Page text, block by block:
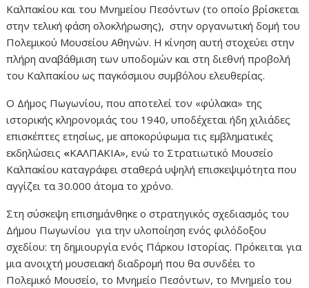
Καλπακίου και του Μνημείου Πεσόντων (το οποίο βρίσκεται
στην τελική φάση ολοκλήρωσης), στην οργανωτική δομή του
Πολεμικού Μουσείου Αθηνών. Η κίνηση αυτή στοχεύει στην
πλήρη αναβάθμιση των υποδομών και στη διεθνή προβολή
του Καλπακίου ως παγκόσμιου συμβόλου ελευθερίας.
Ο Δήμος Πωγωνίου, που αποτελεί τον «φύλακα» της
ιστορικής κληρονομιάς του 1940, υποδέχεται ήδη χιλιάδες
επισκέπτες ετησίως, με αποκορύφωμα τις εμβληματικές
εκδηλώσεις «ΚΑΛΠΑΚΙΑ», ενώ το Στρατιωτικό Μουσείο
Καλπακίου καταγράφει σταθερά υψηλή επισκεψιμότητα που
αγγίζει τα 30.000 άτομα το χρόνο.
Στη σύσκεψη επισημάνθηκε ο στρατηγικός σχεδιασμός του
Δήμου Πωγωνίου για την υλοποίηση ενός φιλόδοξου
σχεδίου: τη δημιουργία ενός Πάρκου Ιστορίας. Πρόκειται για
μια ανοιχτή μουσειακή διαδρομή που θα συνδέει το
Πολεμικό Μουσείο, το Μνημείο Πεσόντων, το Μνημείο του